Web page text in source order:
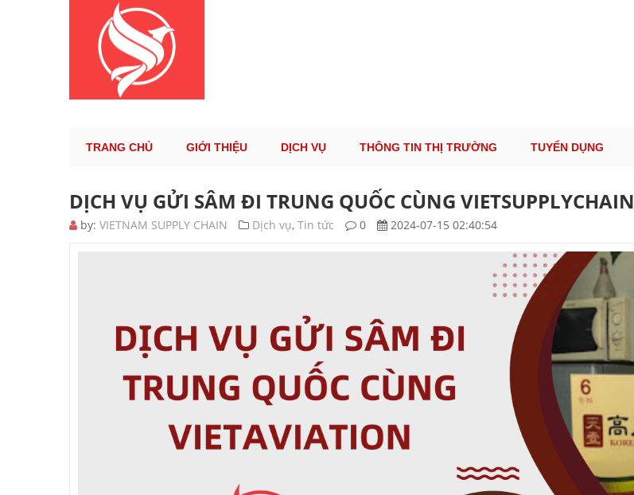
TRANG CHỦ GIỚI THIỆU DỊCH VỤ THÔNG TIN THỊ TRƯỜNG TUYỂN DỤNG
DỊCH VỤ GỬI SÂM ĐI TRUNG QUỐC CÙNG VIETSUPPLYCHAIN
by: VIETNAM SUPPLY CHAIN Dịch vụ, Tin tức 0 2024-07-15 02:40:54